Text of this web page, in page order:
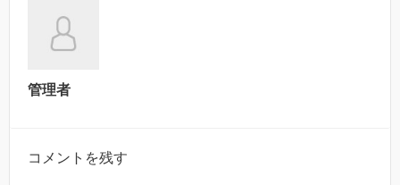
管理者
コメントを残す